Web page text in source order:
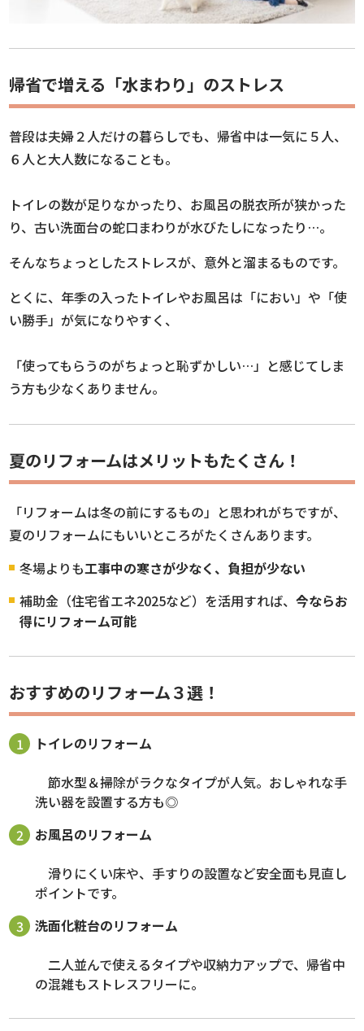
帰省で増える「水まわり」のストレス
普段は夫婦２人だけの暮らしでも、帰省中は一気に５人、
６人と大人数になることも。
トイレの数が足りなかったり、お風呂の脱衣所が狭かった
り、古い洗面台の蛇口まわりが水びたしになったり…。
そんなちょっとしたストレスが、意外と溜まるものです。
とくに、年季の入ったトイレやお風呂は「におい」や「使
い勝手」が気になりやすく、
「使ってもらうのがちょっと恥ずかしい…」と感じてしま
う方も少なくありません。
夏のリフォームはメリットもたくさん！
「リフォームは冬の前にするもの」と思われがちですが、
夏のリフォームにもいいところがたくさんあります。
冬場よりも工事中の寒さが少なく、負担が少ない
補助金（住宅省エネ2025など）を活用すれば、今ならお
得にリフォーム可能
おすすめのリフォーム３選！
トイレのリフォーム
節水型＆掃除がラクなタイプが人気。おしゃれな手
洗い器を設置する方も◎
お風呂のリフォーム
滑りにくい床や、手すりの設置など安全面も見直し
ポイントです。
洗面化粧台のリフォーム
二人並んで使えるタイプや収納力アップで、帰省中
の混雑もストレスフリーに。